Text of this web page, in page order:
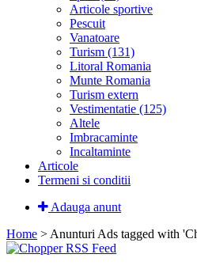
Articole sportive
Pescuit
Vanatoare
Turism (131)
Litoral Romania
Munte Romania
Turism extern
Vestimentatie (125)
Altele
Imbracaminte
Incaltaminte
Articole
Termeni si conditii
Adauga anunt
Home > Anunturi Ads tagged with